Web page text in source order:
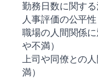
勤務日数に関する
人事評価の公平
職場の人間関係
や不満）
上司や同僚との
満）